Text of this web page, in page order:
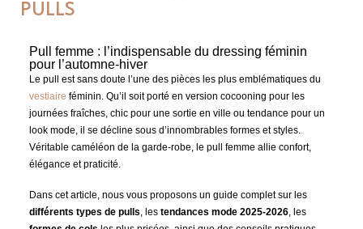
PULLS
Pull femme : l’indispensable du dressing féminin
pour l’automne-hiver
Le pull est sans doute l’une des pièces les plus emblématiques du
vestiaire féminin. Qu’il soit porté en version cocooning pour les
journées fraîches, chic pour une sortie en ville ou tendance pour un
look mode, il se décline sous d’innombrables formes et styles.
Véritable caméléon de la garde-robe, le pull femme allie confort,
élégance et praticité.
Dans cet article, nous vous proposons un guide complet sur les
différents types de pulls, les tendances mode 2025-2026, les